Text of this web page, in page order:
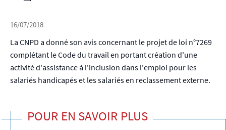
16/07/2018
La CNPD a donné son avis concernant le projet de loi n°7269
complétant le Code du travail en portant création d'une
activité d'assistance à l'inclusion dans l'emploi pour les
salariés handicapés et les salariés en reclassement externe.
POUR EN SAVOIR PLUS